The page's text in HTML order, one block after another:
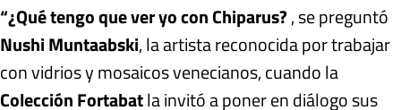
“¿Qué tengo que ver yo con Chiparus?, se preguntó
Nushi Muntaabski, la artista reconocida por trabajar
con vidrios y mosaicos venecianos, cuando la
Colección Fortabatla invitó a poner en diálogo sus